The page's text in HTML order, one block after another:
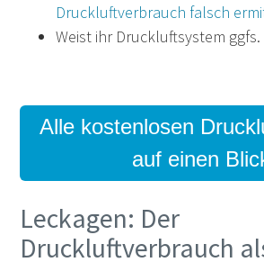
Druckluftverbrauch falsch
Weist ihr Druckluftsystem
Alle kostenlosen
auf einen
Leckagen: Der
Druckluftverbrauch